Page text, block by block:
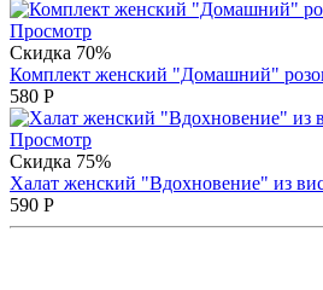
Просмотр
Скидка 70%
Комплект женский "Домашний"
580 Р
Просмотр
Скидка 75%
Халат женский "Вдохновение" из
590 Р